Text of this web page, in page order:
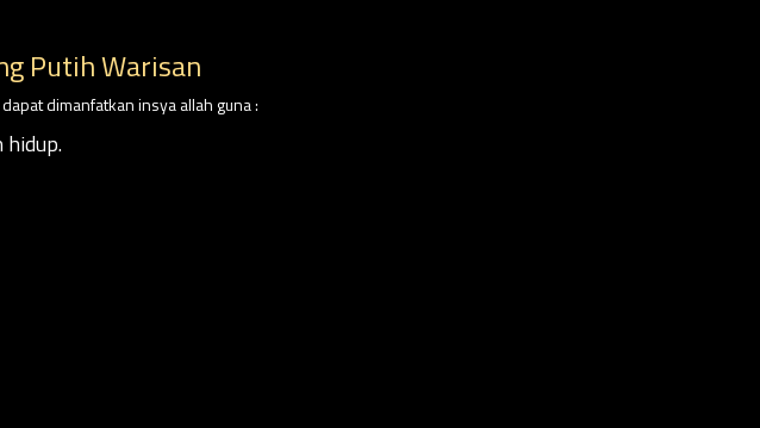
Putih Warisan
dimanfatkan insya allah guna :